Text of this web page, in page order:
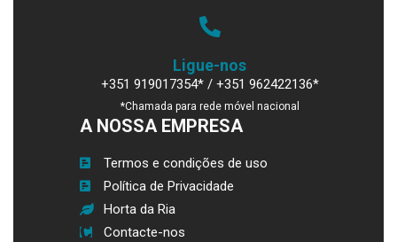
Ligue-nos
+351 919017354* / +351 962422136*
*Chamada para rede móvel nacional
A NOSSA EMPRESA
Termos e condições de uso
Política de Privacidade
Horta da Ria
Contacte-nos